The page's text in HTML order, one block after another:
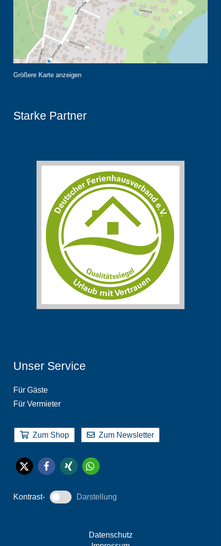
Größere Karte anzeigen
Starke Partner
Unser Service
Für Gäste
Für Vermieter
Zum Shop Zum Newsletter
Kontrast- Darstellung
Datenschutz